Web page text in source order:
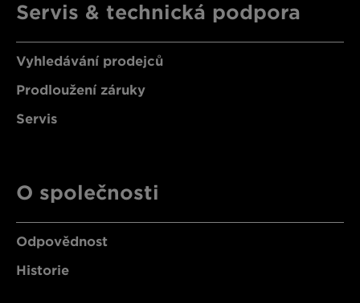
Servis & technická podpora
Vyhledávání prodejců
Prodloužení záruky
Servis
O společnosti
Odpovědnost
Historie